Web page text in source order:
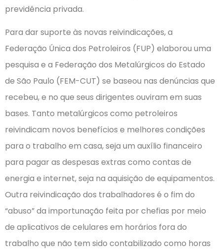
previdência privada.
Para dar suporte às novas reivindicações, a
Federação Única dos Petroleiros (FUP) elaborou uma
pesquisa e a Federação dos Metalúrgicos do Estado
de São Paulo (FEM-CUT) se baseou nas denúncias que
recebeu, e no que seus dirigentes ouviram em suas
bases. Tanto metalúrgicos como petroleiros
reivindicam novos benefícios e melhores condições
para o trabalho em casa, seja um auxílio financeiro
para pagar as despesas extras como contas de
energia e internet, seja na aquisição de equipamentos.
Outra reivindicação dos trabalhadores é o fim do
“abuso” da importunação feita por chefias por meio
de aplicativos de celulares em horários fora do
trabalho que não tem sido contabilizado como horas